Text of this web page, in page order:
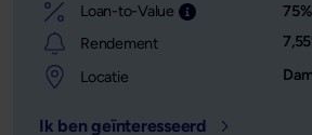
Loan-to-Value
Leensom
75%
Rendement
Locatie
Ik ben geïnteresseerd - Locatie: